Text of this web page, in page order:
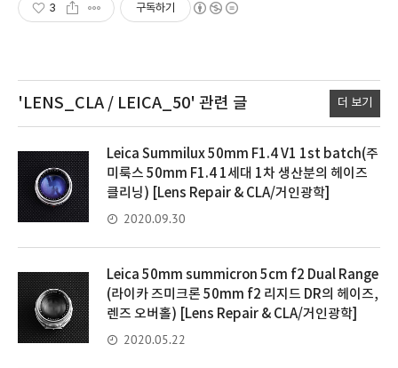
3 구독하기
'LENS_CLA / LEICA_50' 관련 글 더 보기
Leica Summilux 50mm F1.4 V1 1st batch(주
미룩스 50mm F1.4 1세대 1차 생산분의 헤이즈
클리닝) [Lens Repair & CLA/거인광학]
2020.09.30
Leica 50mm summicron 5cm f2 Dual Range
(라이카 즈미크론 50mm f2 리지드 DR의 헤이즈,
렌즈 오버홀) [Lens Repair & CLA/거인광학]
2020.05.22